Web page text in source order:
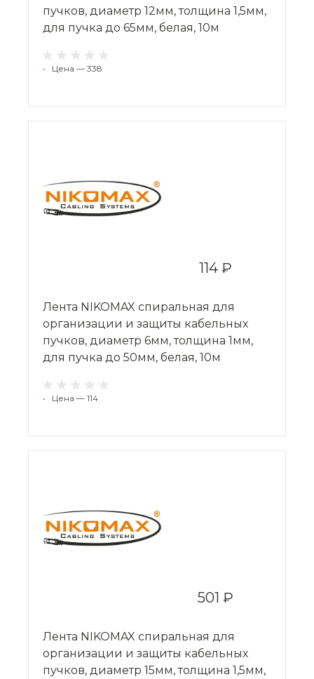
пучков, диаметр 12мм, толщина 1,5мм,
для пучка до 65мм, белая, 10м
• Цена — 338
114 ₽
Лента NIKOMAX спиральная для
организации и защиты кабельных
пучков, диаметр 6мм, толщина 1мм,
для пучка до 50мм, белая, 10м
• Цена — 114
501 ₽
Лента NIKOMAX спиральная для
организации и защиты кабельных
пучков, диаметр 15мм, толщина 1,5мм,